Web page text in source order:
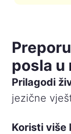
posla u
Prilagodi
jezične
Koristi više